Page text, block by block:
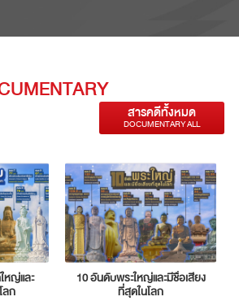
สารคดีทั้งหมด
DOCUMENTARY ALL
หญ่และ
ลก
10 อันดับพระใหญ่และมีชื่อเสียง
ที่สุดในโลก